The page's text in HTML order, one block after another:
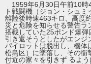
1959年6月30日午前10時
ト戦闘機（ジョン・シュミ
離陸後時速463キロ、高度
災と危険を知らせる警告ラ
搭載していた25ポンド爆
引き返そうとしたがエンジ
パイロットは脱出し、機体
松島区）に墜落し、その衝
付近の家々を引きず るよ